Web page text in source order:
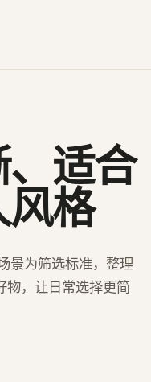
适合
风格
景为筛选标准，整理
物，让日常选择更简